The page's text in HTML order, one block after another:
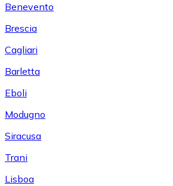
Benevento
Brescia
Cagliari
Barletta
Eboli
Modugno
Siracusa
Trani
Lisboa